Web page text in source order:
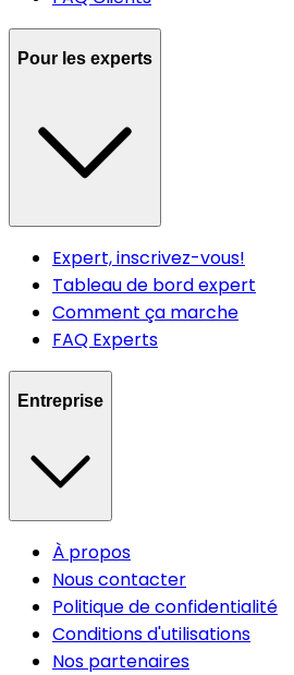
Pour les experts
Expert, inscrivez-vous!
Tableau de bord expert
Comment ça marche
FAQ Experts
Entreprise
À propos
Nous contacter
Politique de confidentialité
Conditions d'utilisations
Nos partenaires